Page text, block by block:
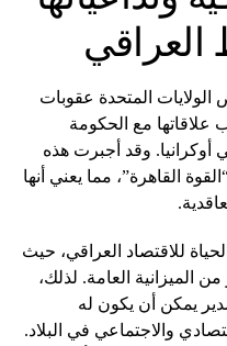
العراقي
المتحدة عقوبات
مع الحكومة
وقد أجبرت هذه
القاهرة”، مما يعني أنها
للاقتصاد العراقي، حيث
من الميزانية العامة. لذلك،
يمكن أن يكون له
والاجتماعي في البلاد.